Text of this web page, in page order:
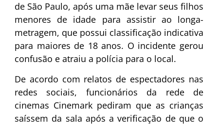
de São Paulo, após uma mãe levar seus filhos
menores de idade para assistir ao longa-
metragem, que possui classificação indicativa
para maiores de 18 anos. O incidente gerou
confusão e atraiu a polícia para o local.
De acordo com relatos de espectadores nas
redes sociais, funcionários da rede de
cinemas Cinemark pediram que as crianças
saíssem da sala após a verificação de que o